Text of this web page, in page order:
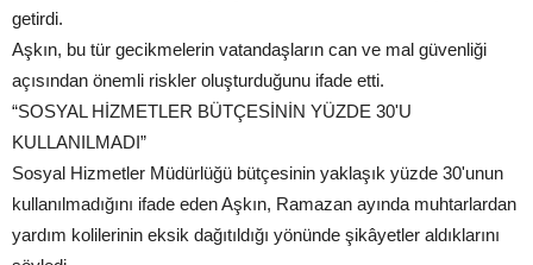
getirdi.
Aşkın, bu tür gecikmelerin vatandaşların can ve mal güvenliği
açısından önemli riskler oluşturduğunu ifade etti.
“SOSYAL HİZMETLER BÜTÇESİNİN YÜZDE 30'U
KULLANILMADI”
Sosyal Hizmetler Müdürlüğü bütçesinin yaklaşık yüzde 30'unun
kullanılmadığını ifade eden Aşkın, Ramazan ayında muhtarlardan
yardım kolilerinin eksik dağıtıldığı yönünde şikâyetler aldıklarını